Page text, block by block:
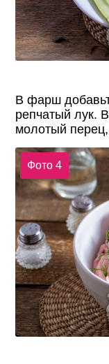
В фарш
репчатый лук.
молотый
Фото 4